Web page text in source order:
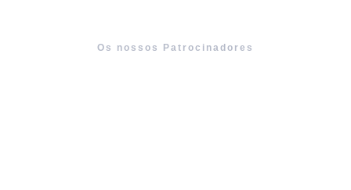
Os nossos Patrocinadores